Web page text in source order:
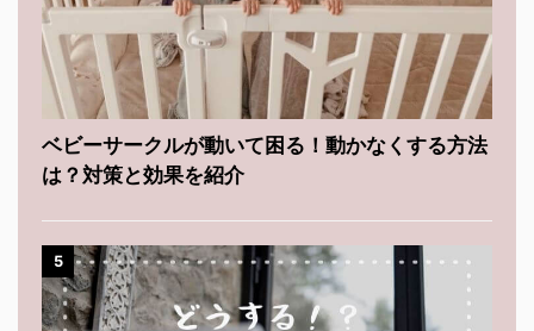
ベビーサークルが動いて困る！動かなくする方法
は？対策と効果を紹介
5